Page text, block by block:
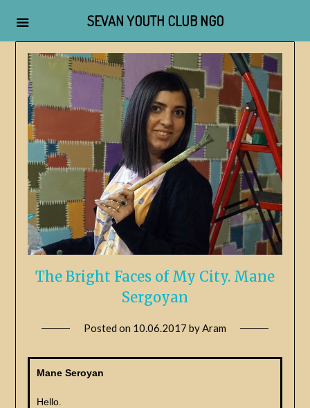
The Bright Faces of My City. Mane
Sergoyan
Posted on 10.06.2017 byAram
Mane Seroyan
Hello.
SEVAN YOUTH CLUB NGO